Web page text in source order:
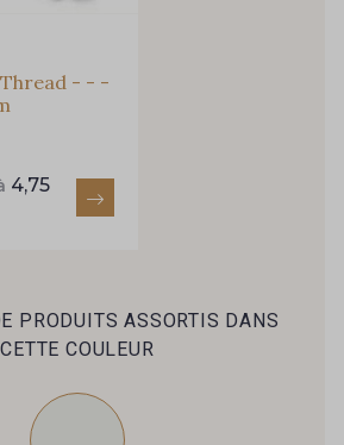
- - -
4,75
PRODUITS ASSORTIS DANS
CETTE COULEUR
semaine un clin d’œil rempli de
et de promotions.